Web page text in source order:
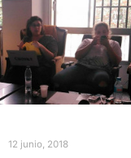
12 junio, 2018